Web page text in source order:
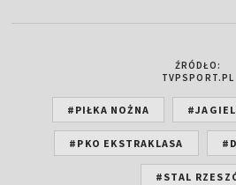
ŹRÓDŁO:
TVPSPORT.PL
#PIŁKA NOŻNA
#PKO EKSTRAKLASA
#STAL